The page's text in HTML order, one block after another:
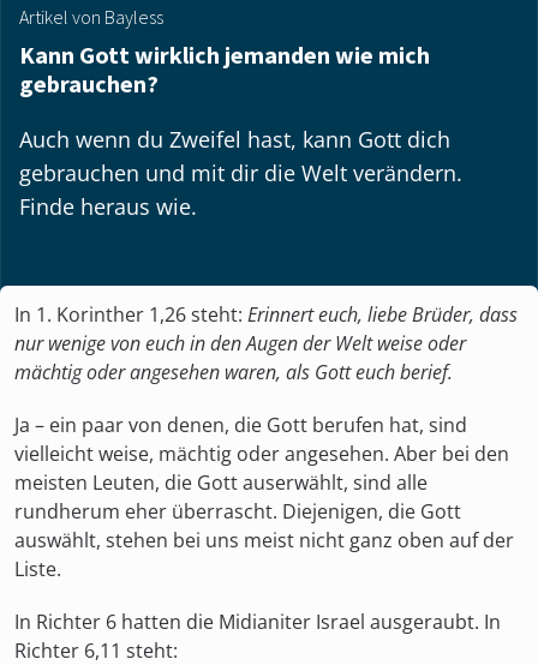
Artikel von Bayless
Kann Gott wirklich jemanden wie mich
gebrauchen?
Auch wenn du Zweifel hast, kann Gott dich
gebrauchen und mit dir die Welt verändern.
Finde heraus wie.
In 1. Korinther 1,26 steht: Erinnert euch, liebe Brüder, dass
nur wenige von euch in den Augen der Welt weise oder
mächtig oder angesehen waren, als Gott euch berief.
Ja – ein paar von denen, die Gott berufen hat, sind
vielleicht weise, mächtig oder angesehen. Aber bei den
meisten Leuten, die Gott auserwählt, sind alle
rundherum eher überrascht. Diejenigen, die Gott
auswählt, stehen bei uns meist nicht ganz oben auf der
Liste.
In Richter 6 hatten die Midianiter Israel ausgeraubt. In
Richter 6,11 steht: